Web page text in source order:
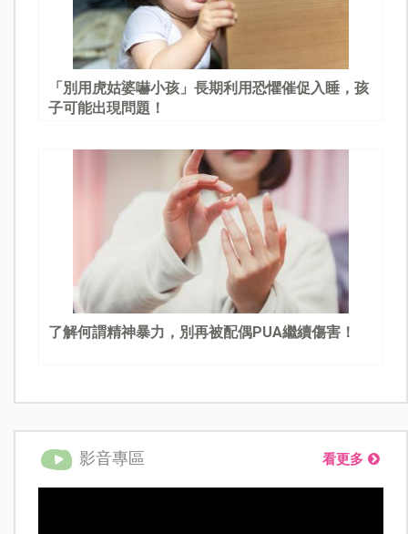
「別用虎姑婆嚇小孩」長期利用恐懼催促入睡，孩
子可能出現問題！
了解何謂精神暴力，別再被配偶PUA繼續傷害！
影音專區 看更多